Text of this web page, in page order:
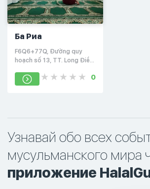
Ба Риа
F6Q6+77Q, Đường quy
hoạch số 13, TT. Long Điền,
Tàu
0
Узнавай обо всех
мусульманского мира
приложение